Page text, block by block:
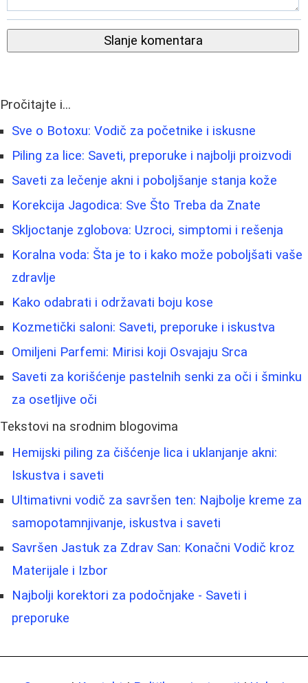
Slanje komentara
Pročitajte i...
Sve o Botoxu: Vodič za početnike i iskusne
Piling za lice: Saveti, preporuke i najbolji proizvodi
Saveti za lečenje akni i poboljšanje stanja kože
Korekcija Jagodica: Sve Što Treba da Znate
Skljoctanje zglobova: Uzroci, simptomi i rešenja
Koralna voda: Šta je to i kako može poboljšati vaše
zdravlje
Kako odabrati i održavati boju kose
Kozmetički saloni: Saveti, preporuke i iskustva
Omiljeni Parfemi: Mirisi koji Osvajaju Srca
Saveti za korišćenje pastelnih senki za oči i šminku
za osetljive oči
Tekstovi na srodnim blogovima
Hemijski piling za čišćenje lica i uklanjanje akni:
Iskustva i saveti
Ultimativni vodič za savršen ten: Najbolje kreme za
samopotamnjivanje, iskustva i saveti
Savršen Jastuk za Zdrav San: Konačni Vodič kroz
Materijale i Izbor
Najbolji korektori za podočnjake - Saveti i
preporuke